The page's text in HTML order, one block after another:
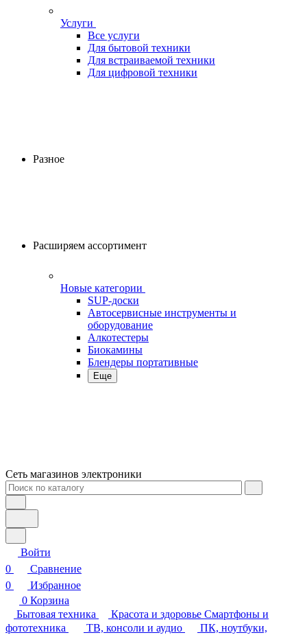
Услуги
Все услуги
Для бытовой техники
Для встраиваемой техники
Для цифровой техники
Разное
Расширяем ассортимент
Новые категории
SUP-доски
Автосервисные инструменты и
оборудование
Алкотестеры
Биокамины
Блендеры портативные
Еще
Сеть магазинов электроники
Войти
0
Сравнение
0
Избранное
0 Корзина
Бытовая техника
Красота и здоровье Смартфоны и
фототехника
ТВ, консоли и аудио
ПК, ноутбуки,